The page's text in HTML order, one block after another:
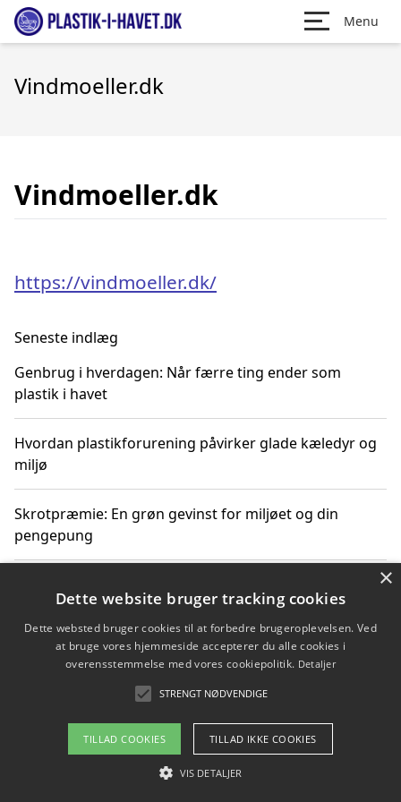
Menu
Vindmoeller.dk
Vindmoeller.dk
https://vindmoeller.dk/
Seneste indlæg
Genbrug i hverdagen: Når færre ting ender som
plastik i havet
Hvordan plastikforurening påvirker glade kæledyr og
miljø
Skrotpræmie: En grøn gevinst for miljøet og din
pengepung
Hvordan blåfade med rist kan hjælpe med at reducere
plastik i havet
Spil kasinospil på et troværdigt online casino: Din
guide til sikker og sjov underholdning
Copyright 2026 - Pilanto Aps
Om / kontakt
×
Dette website bruger tracking cookies
Dette websted bruger cookies til at forbedre brugeroplevelsen. Ved
at bruge vores hjemmeside accepterer du alle cookies i
overensstemmelse med vores cookiepolitik. Detaljer
STRENGT NØDVENDIGE
TILLAD COOKIES TILLAD IKKE COOKIES
VIS DETALJER